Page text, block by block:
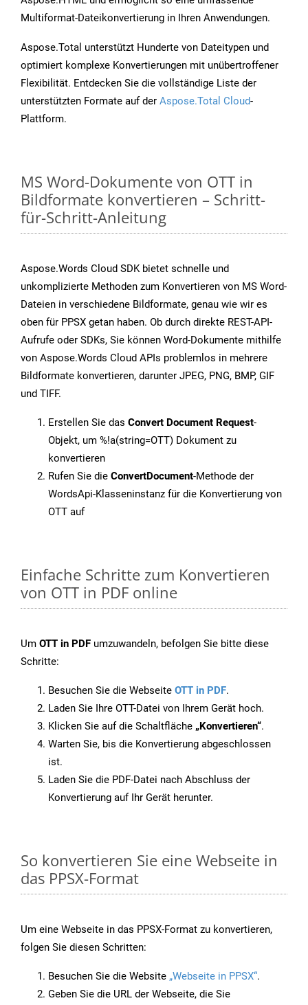
Multiformat-Dateikonvertierung in Ihren Anwendungen.
Aspose.Total unterstützt Hunderte von Dateitypen und
optimiert komplexe Konvertierungen mit unübertroffener
Flexibilität. Entdecken Sie die vollständige Liste der
unterstützten Formate auf der Aspose.Total Cloud-
Plattform.
MS Word-Dokumente von OTT in
Bildformate konvertieren – Schritt-
für-Schritt-Anleitung
Aspose.Words Cloud SDK bietet schnelle und
unkomplizierte Methoden zum Konvertieren von MS Word-
Dateien in verschiedene Bildformate, genau wie wir es
oben für PPSX getan haben. Ob durch direkte REST-API-
Aufrufe oder SDKs, Sie können Word-Dokumente mithilfe
von Aspose.Words Cloud APIs problemlos in mehrere
Bildformate konvertieren, darunter JPEG, PNG, BMP, GIF
und TIFF.
Erstellen Sie das Convert Document Request-
Objekt, um %!a(string=OTT) Dokument zu
konvertieren
Rufen Sie die ConvertDocument-Methode der
WordsApi-Klasseninstanz für die Konvertierung von
OTT auf
Einfache Schritte zum Konvertieren
von OTT in PDF online
Um OTT in PDF umzuwandeln, befolgen Sie bitte diese
Schritte:
Besuchen Sie die Webseite OTT in PDF.
Laden Sie Ihre OTT-Datei von Ihrem Gerät hoch.
Klicken Sie auf die Schaltfläche „Konvertieren“.
Warten Sie, bis die Konvertierung abgeschlossen
ist.
Laden Sie die PDF-Datei nach Abschluss der
Konvertierung auf Ihr Gerät herunter.
So konvertieren Sie eine Webseite in
das PPSX-Format
Um eine Webseite in das PPSX-Format zu konvertieren,
folgen Sie diesen Schritten:
Besuchen Sie die Website „Webseite in PPSX“.
Geben Sie die URL der Webseite, die Sie